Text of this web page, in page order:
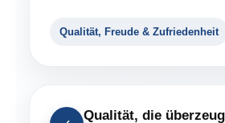
Qualität, Freude & Zufriedenheit
Qualität, die